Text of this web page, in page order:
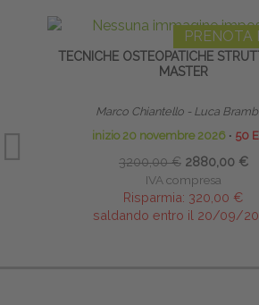
PRENOTA
TECNICHE OSTEOPATICHE
MASTER
Marco Chiantello - Luca
inizio 20 novembre 2026 ∙ 50
3200,00 € 2880,00 €
IVA compresa
Risparmia: 320,00 €
saldando entro il 20/09/